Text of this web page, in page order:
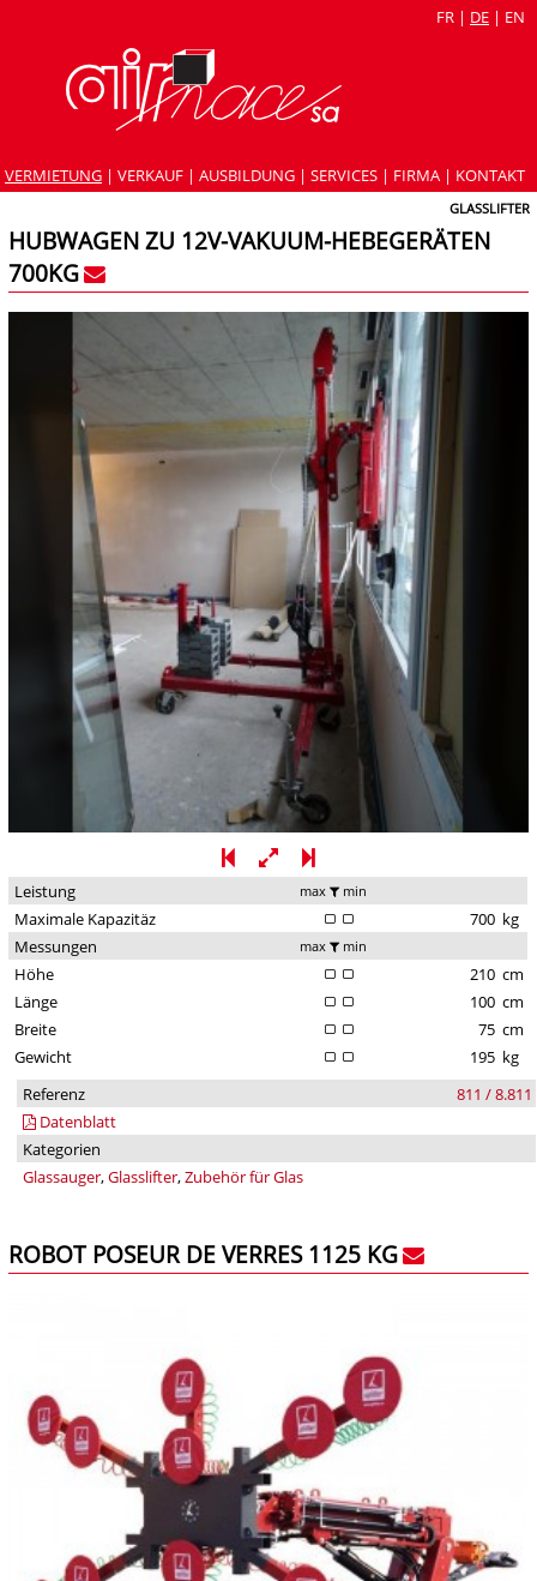
FR | DE | EN
VERMIETUNG | VERKAUF | AUSBILDUNG | SERVICES | FIRMA | KONTAKT
GLASSLIFTER
HUBWAGEN ZU 12V-VAKUUM-HEBEGERÄTEN
700KG
Leistung max min
Maximale Kapazitäz 700 kg
Messungen
max min
Höhe 210 cm
Länge
100 cm
Breite
75 cm
Gewicht
195 kg
Referenz
811 / 8.811
Datenblatt
Kategorien
Glassauger,Glasslifter,Zubehör für Glas
ROBOT POSEUR DE VERRES 1125 KG